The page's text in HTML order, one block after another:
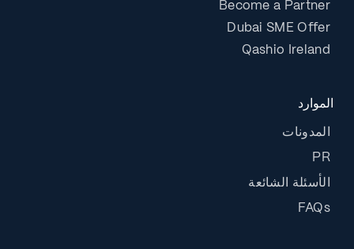
Become a Partner
Dubai SME Offer
Qashio Ireland
الموارد
المدونات
PR
الأسئلة الشائعة
FAQs